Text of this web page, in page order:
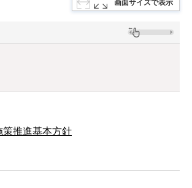
画面サイズで表示
策推進基本方針